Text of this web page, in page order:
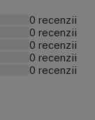
0 recenzii
0 recenzii
0 recenzii
0 recenzii
0 recenzii